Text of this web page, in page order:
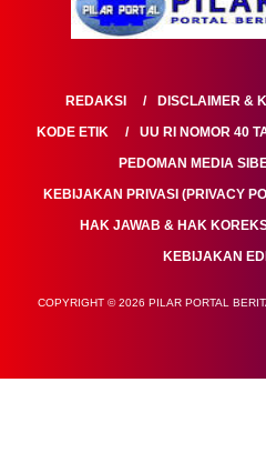
REDAKSI
DISCLAIMER &
KODE ETIK
UU RI NOMOR 40
PEDOMAN MEDIA
KEBIJAKAN PRIVASI (PRIVACY
HAK JAWAB & HAK
KEBIJAKAN
COPYRIGHT © 2026 PILAR PORTAL